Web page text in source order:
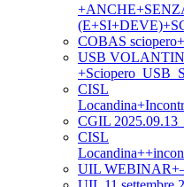
COBAS
USB
CISL
CGIL
CISL
UIL